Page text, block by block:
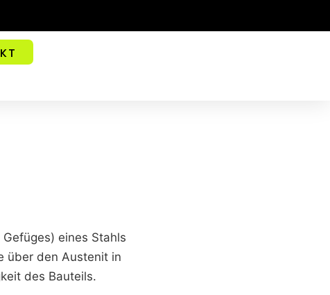
eines Stahls
über den Austenit in
des Bauteils.